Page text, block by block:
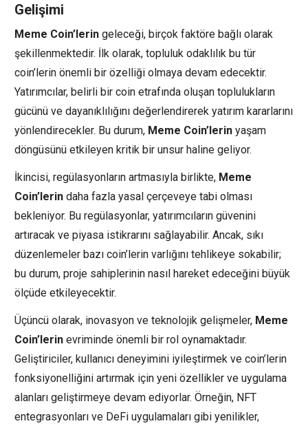
Gelişimi
Meme Coin’lerin geleceği, birçok faktöre bağlı olarak
şekillenmektedir. İlk olarak, topluluk odaklılık bu tür
coin’lerin önemli bir özelliği olmaya devam edecektir.
Yatırımcılar, belirli bir coin etrafında oluşan toplulukların
gücünü ve dayanıklılığını değerlendirerek yatırım kararlarını
yönlendirecekler. Bu durum, Meme Coin’lerin yaşam
döngüsünü etkileyen kritik bir unsur haline geliyor.
İkincisi, regülasyonların artmasıyla birlikte, Meme
Coin’lerin daha fazla yasal çerçeveye tabi olması
bekleniyor. Bu regülasyonlar, yatırımcıların güvenini
artıracak ve piyasa istikrarını sağlayabilir. Ancak, sıkı
düzenlemeler bazı coin’lerin varlığını tehlikeye sokabilir;
bu durum, proje sahiplerinin nasıl hareket edeceğini büyük
ölçüde etkileyecektir.
Üçüncü olarak, inovasyon ve teknolojik gelişmeler, Meme
Coin’lerin evriminde önemli bir rol oynamaktadır.
Geliştiriciler, kullanıcı deneyimini iyileştirmek ve coin’lerin
fonksiyonelliğini artırmak için yeni özellikler ve uygulama
alanları geliştirmeye devam ediyorlar. Örneğin, NFT
entegrasyonları ve DeFi uygulamaları gibi yenilikler,